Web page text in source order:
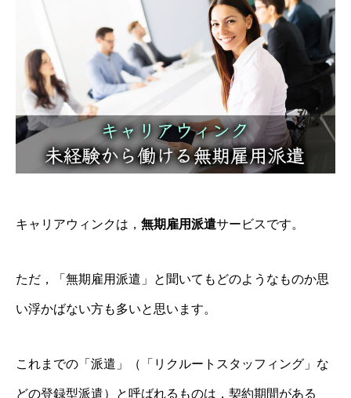
キャリアウィンクは， 無期雇用派遣サービスです。
ただ，「無期雇用派遣」と聞いてもどのようなものか思
い浮かばない方も多いと思います。
これまでの「派遣」（「リクルートスタッフィング」な
どの登録型派遣）と呼ばれるものは，契約期間がある